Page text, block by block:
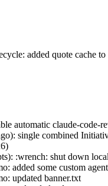
added quote cache
automatic claude-
single combined
:wrench: shut down
added some custom
updated banner.txt